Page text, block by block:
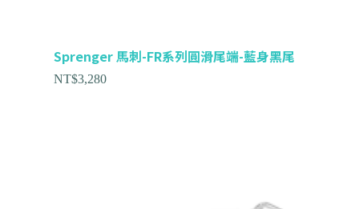
Sprenger 馬刺-FR系列圓滑尾端-藍身黑尾
NT$3,280